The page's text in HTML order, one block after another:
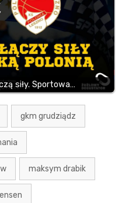
siły. Sportowa…
gkm grudziądz
maksym drabik